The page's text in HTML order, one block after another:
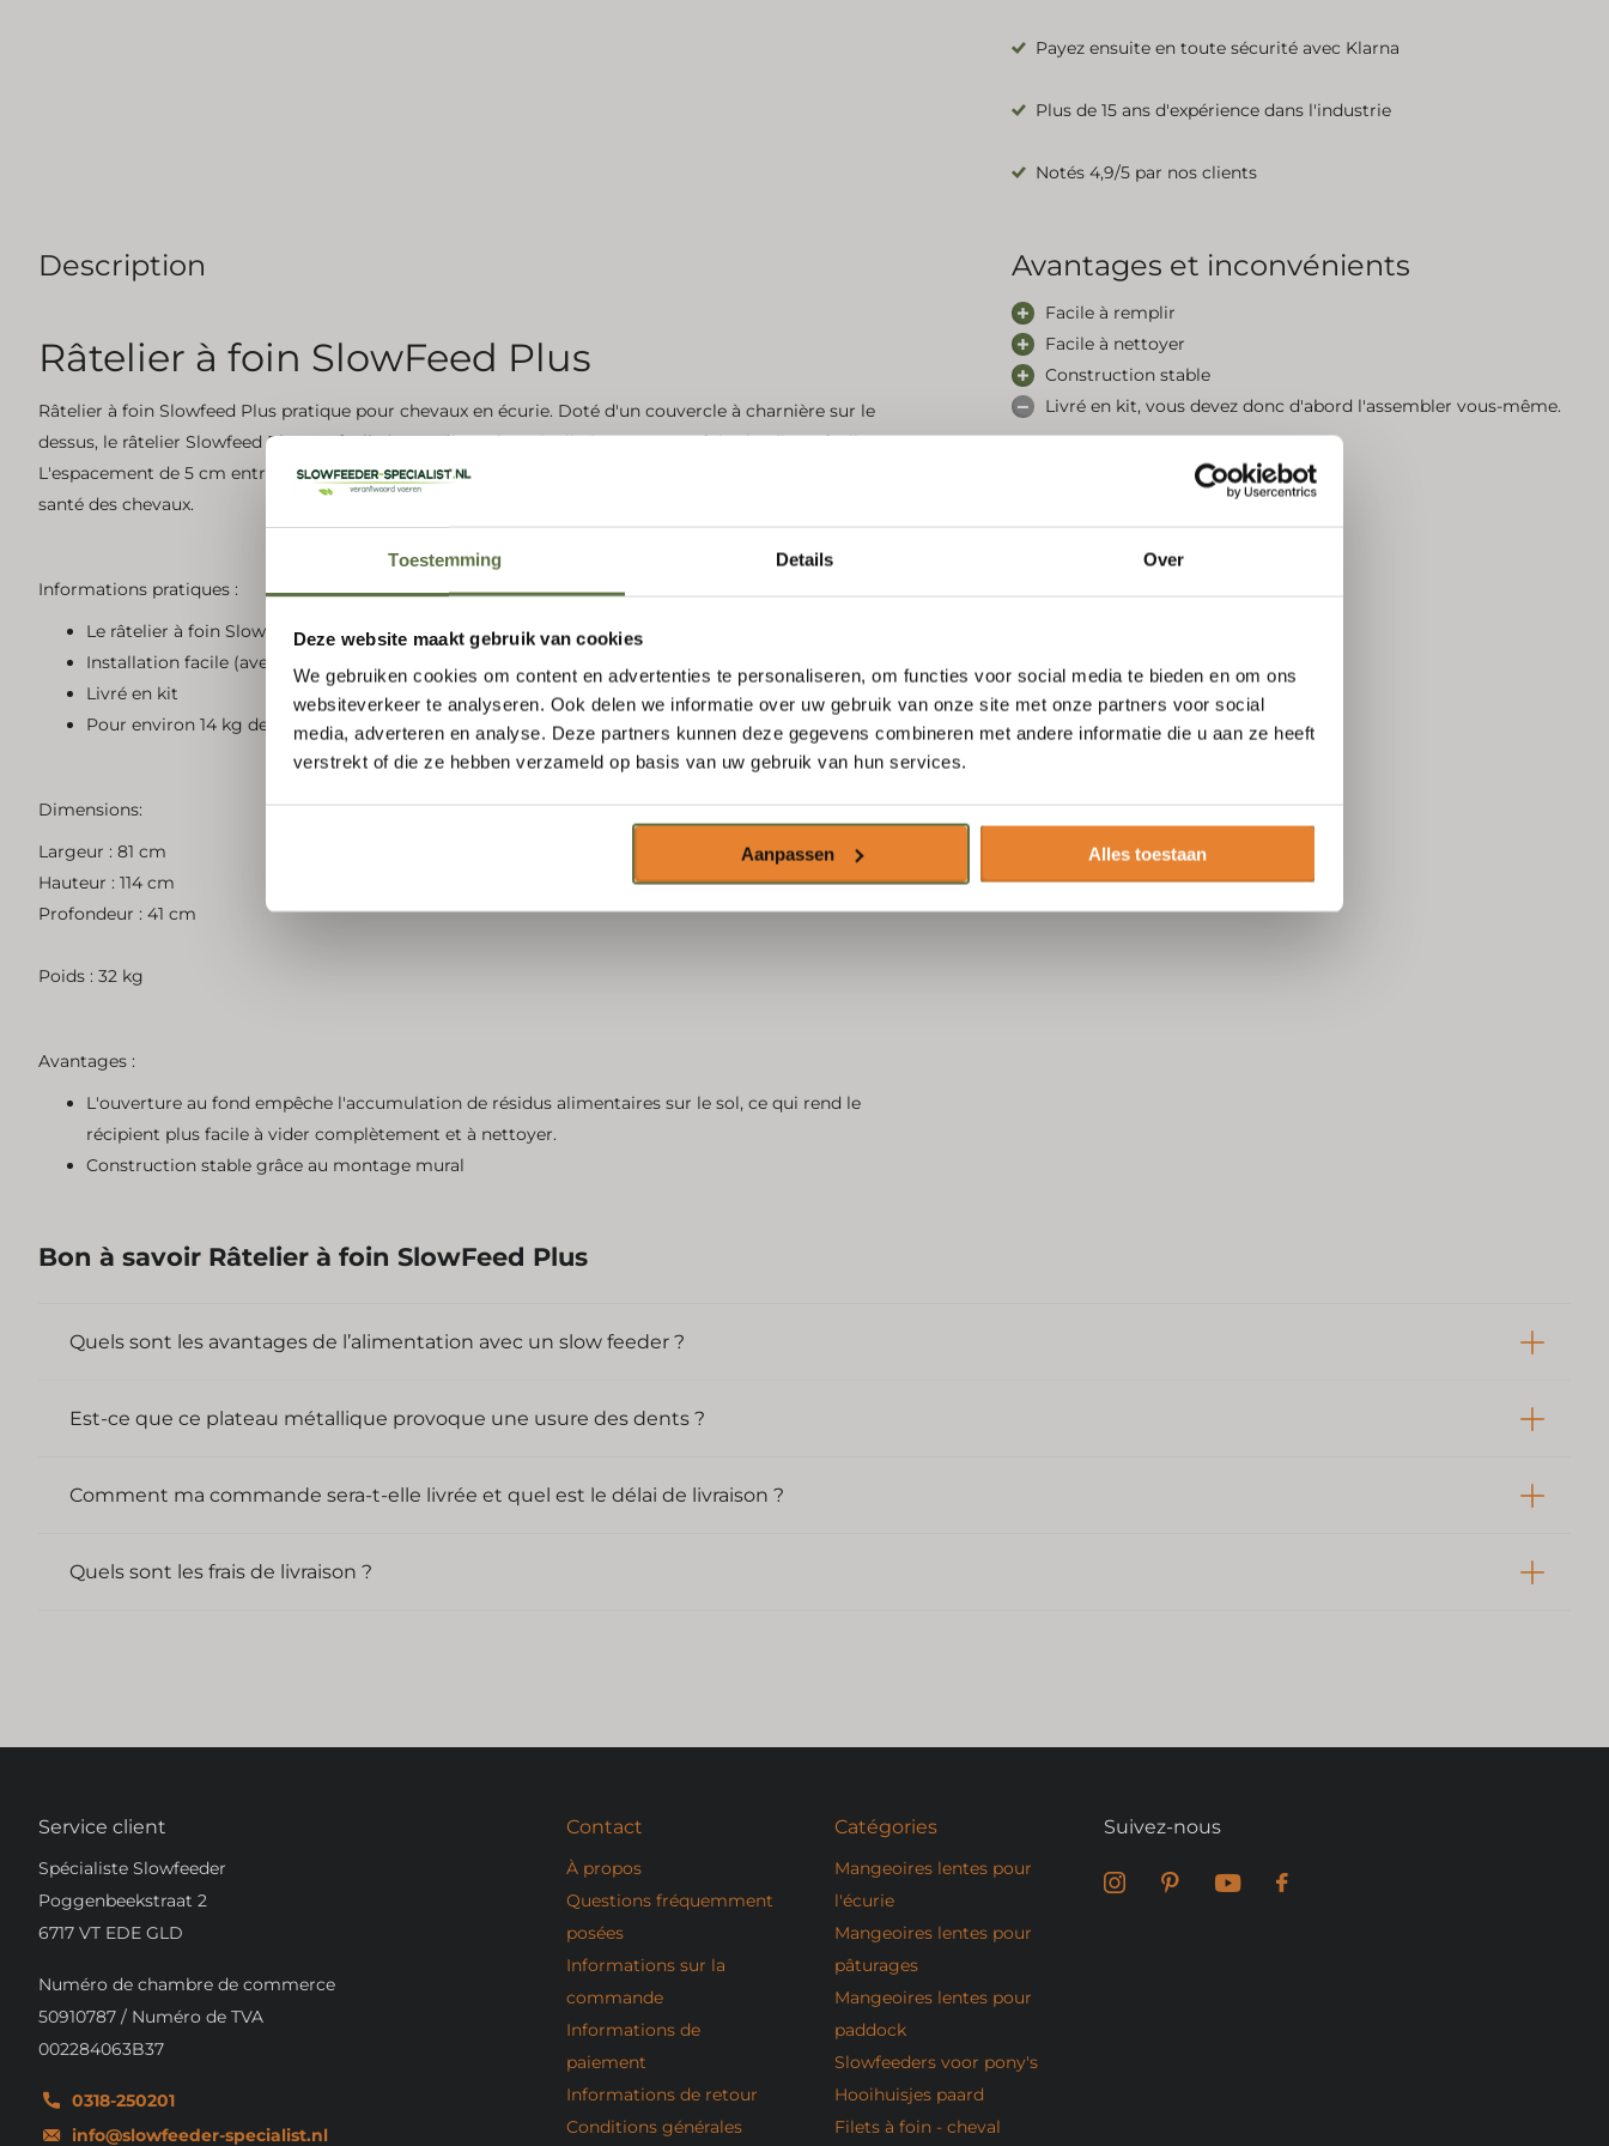
Toestemming Details Over
Deze website maakt gebruik van cookies
We gebruiken cookies om content en advertenties te personaliseren, om functies voor social media te bieden en om ons
websiteverkeer te analyseren. Ook delen we informatie over uw gebruik van onze site met onze partners voor social
media, adverteren en analyse. Deze partners kunnen deze gegevens combineren met andere informatie die u aan ze heeft
verstrekt of die ze hebben verzameld op basis van uw gebruik van hun services.
Aanpassen Alles toestaan
Payez ensuite en toute sécurité avec Klarna
Plus de 15 ans d'expérience dans l'industrie
Notés 4,9/5 par nos clients
Description
Râtelier à foin SlowFeed Plus
Râtelier à foin Slowfeed Plus pratique pour chevaux en écurie. Doté d'un couvercle à charnière sur le
dessus, le râtelier Slowfeed Plus est facile à remplir. Sa base inclinée permet au foin de glisser facilement.
L'espacement de 5 cm entre les barreaux ralentit la prise alimentaire, améliorant ainsi le bien-être et la
santé des chevaux.
Informations pratiques :
Le râtelier à foin Slowfeed Plus convient au montage mural
Installation facile (avec supports de montage)
Livré en kit
Pour environ 14 kg de foin
Dimensions:
Largeur : 81 cm
Hauteur : 114 cm
Profondeur : 41 cm
Poids : 32 kg
Avantages :
L'ouverture au fond empêche l'accumulation de résidus alimentaires sur le sol, ce qui rend le
récipient plus facile à vider complètement et à nettoyer.
Construction stable grâce au montage mural
Avantages et inconvénients
Facile à remplir
Facile à nettoyer
Construction stable
Livré en kit, vous devez donc d'abord l'assembler vous-même.
Bon à savoir Râtelier à foin SlowFeed Plus
Quels sont les avantages de l’alimentation avec un slow feeder ?
Est-ce que ce plateau métallique provoque une usure des dents ?
Comment ma commande sera-t-elle livrée et quel est le délai de livraison ?
Quels sont les frais de livraison ?
Service client
Spécialiste Slowfeeder
Poggenbeekstraat 2
6717 VT EDE GLD
Numéro de chambre de commerce
50910787 / Numéro de TVA
002284063B37
0318-250201
info@slowfeeder-specialist.nl
Contact
À propos
Questions fréquemment
posées
Informations sur la
commande
Informations de
paiement
Informations de retour
Conditions générales
Catégories
Mangeoires lentes pour
l'écurie
Mangeoires lentes pour
pâturages
Mangeoires lentes pour
paddock
Slowfeeders voor pony's
Hooihuisjes paard
Filets à foin - cheval
Suivez-nous
Inscrivez-vous à notre
newsletter
Email *